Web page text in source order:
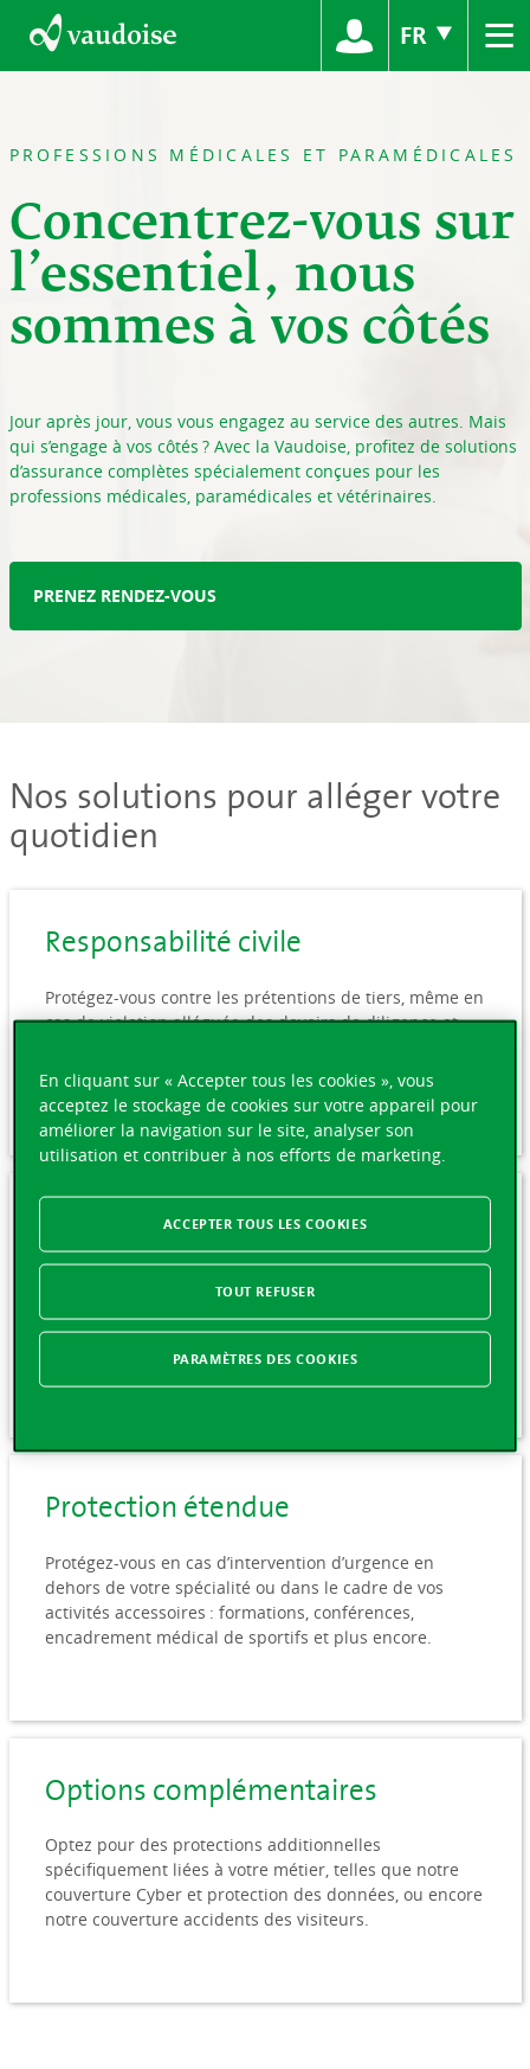
FR ≡
PROFESSIONS MÉDICALES ET PARAMÉDICALES
Concentrez-vous sur
l’essentiel, nous
sommes à vos côtés
Jour après jour, vous vous engagez au service des autres. Mais
qui s’engage à vos côtés ? Avec la Vaudoise, profitez de solutions
d’assurance complètes spécialement conçues pour les
professions médicales, paramédicales et vétérinaires.
PRENEZ RENDEZ-VOUS
Nos solutions pour alléger votre
quotidien
Responsabilité civile
Protégez-vous contre les prétentions de tiers, même en
cas de violation alléguée des devoirs de diligence et
conforme aux exigences légales en la matière.
Protection juridique
face aux prétentions non fondées et indemnisez la
partie lésée en cas de responsabilité.
Protection étendue
Protégez-vous en cas d’intervention d’urgence en
dehors de votre spécialité ou dans le cadre de vos
activités accessoires : formations, conférences,
encadrement médical de sportifs et plus encore.
Options complémentaires
Optez pour des protections additionnelles
spécifiquement liées à votre métier, telles que notre
couverture Cyber et protection des données, ou encore
notre couverture accidents des visiteurs.
En cliquant sur « Accepter tous les cookies », vous
acceptez le stockage de cookies sur votre appareil pour
améliorer la navigation sur le site, analyser son
utilisation et contribuer à nos efforts de marketing.
TOUT REFUSER
ACCEPTER TOUS LES COOKIES
PARAMÈTRES DES COOKIES